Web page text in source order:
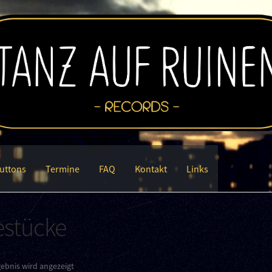
Termine FAQ Kontakt Links
wird angezeigt